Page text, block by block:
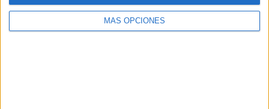
MÁS OPCIONES